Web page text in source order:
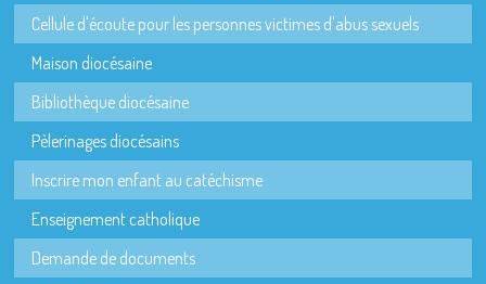
Cellule d'écoute pour les personnes victimes d'abus sexuels
Maison diocésaine
Bibliothèque diocésaine
Pèlerinages diocésains
Inscrire mon enfant au catéchisme
Enseignement catholique
Demande de documents